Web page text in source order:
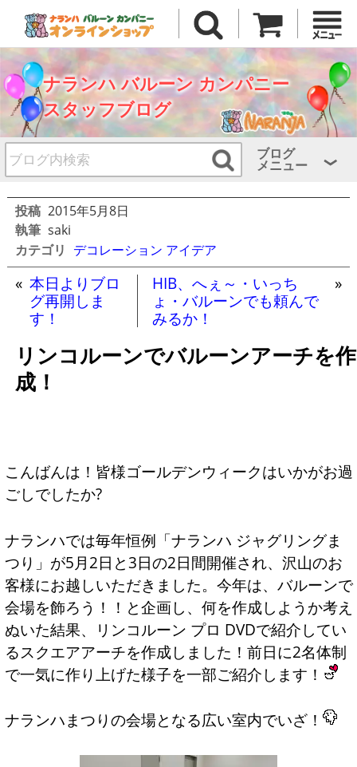
ナランハ バルーン カンパニー
スタッフブログ
ブログ
メニュー
投稿 2015年5月8日
執筆 saki
カテゴリ デコレーション アイデア
« 本日よりブロ
グ再開しま
す！
HIB、へぇ～・いっち
ょ・バルーンでも頼んで
みるか！
»
リンコルーンでバルーンアーチを作
成！
こんばんは！皆様ゴールデンウィークはいかがお過
ごしでしたか?
ナランハでは毎年恒例「ナランハ ジャグリングま
つり」が5月2日と3日の2日間開催され、沢山のお
客様にお越しいただきました。今年は、バルーンで
会場を飾ろう！！と企画し、何を作成しようか考え
ぬいた結果、リンコルーン プロ DVDで紹介してい
るスクエアアーチを作成しました！前日に2名体制
で一気に作り上げた様子を一部ご紹介します！
ナランハまつりの会場となる広い室内でいざ！